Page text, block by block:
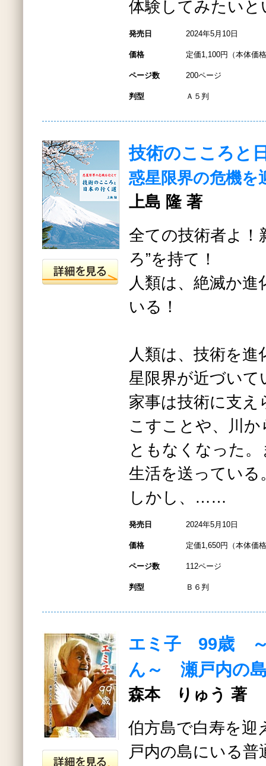
体験してみたい
発売日 2024年5月10日
価格 定価1,100円（本体価
ページ数 200ページ
判型 Ａ５判
技術のこころと
惑星限界の危機を
上島 隆 著
全ての技術者よ！
ろ”を持て！
人類は、絶滅か
いる！
人類は、技術を
星限界が近づいて
家事は技術に支え
こすことや、川
ともなくなった
生活を送っている
しかし、……
発売日 2024年5月10日
価格 定価1,650円（本体価
ページ数 112ページ
判型 Ｂ６判
エミ子 99歳 ～
ん～ 瀬戸内の
森本 りゅう 著
伯方島で白寿を迎
戸内の島にいる